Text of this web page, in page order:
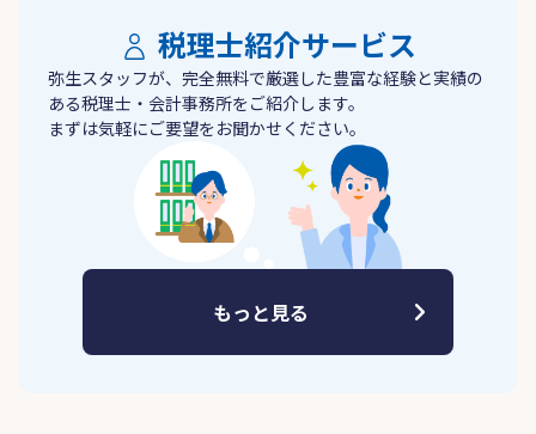
税理士紹介サービス
弥生スタッフが、完全無料で厳選した豊富な経験と実績の
ある税理士・会計事務所をご紹介します。
まずは気軽にご要望をお聞かせください。
もっと見る